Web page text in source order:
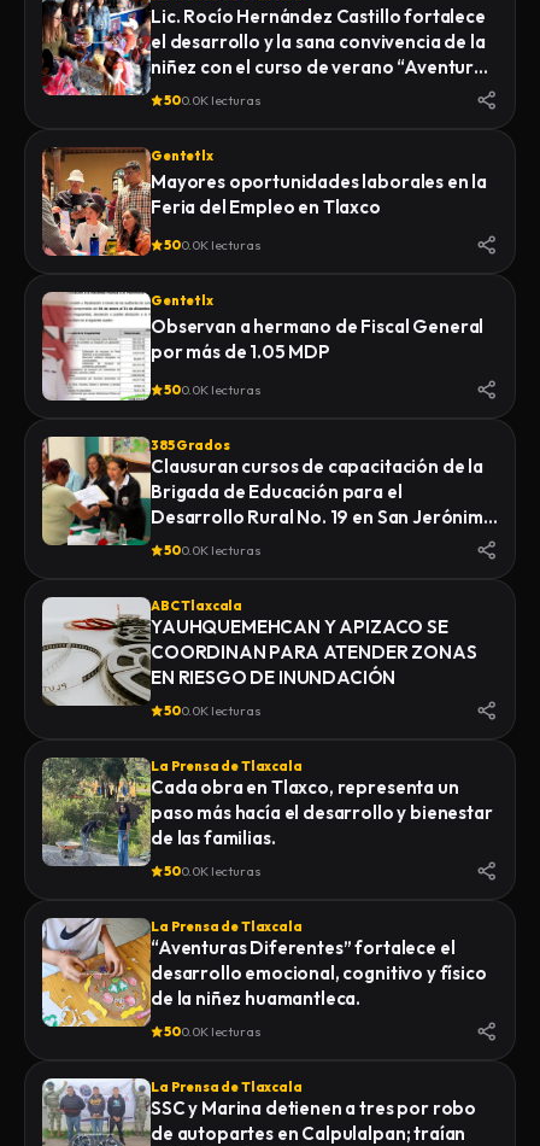
Lic. Rocío Hernández Castillo fortalece
el desarrollo y la sana convivencia de la
niñez con el curso de verano “Aventuras
Diferentes”.
500.0K lecturas
Gentetlx
Mayores oportunidades laborales en la
Feria del Empleo en Tlaxco
500.0K lecturas
Gentetlx
Observan a hermano de Fiscal General
por más de 1.05 MDP
500.0K lecturas
385 Grados
Clausuran cursos de capacitación de la
Brigada de Educación para el
Desarrollo Rural No. 19 en San Jerónimo
Zacualpan
500.0K lecturas
ABC Tlaxcala
YAUHQUEMEHCAN Y APIZACO SE
COORDINAN PARA ATENDER ZONAS
EN RIESGO DE INUNDACIÓN
500.0K lecturas
La Prensa de Tlaxcala
Cada obra en Tlaxco, representa un
paso más hacía el desarrollo y bienestar
de las familias.
500.0K lecturas
La Prensa de Tlaxcala
“Aventuras Diferentes” fortalece el
desarrollo emocional, cognitivo y físico
de la niñez huamantleca.
500.0K lecturas
La Prensa de Tlaxcala
SSC y Marina detienen a tres por robo
de autopartes en Calpulalpan; traían